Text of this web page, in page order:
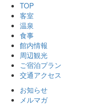
TOP
客室
温泉
食事
館内情報
周辺観光
ご宿泊プラン
交通アクセス
お知らせ
メルマガ